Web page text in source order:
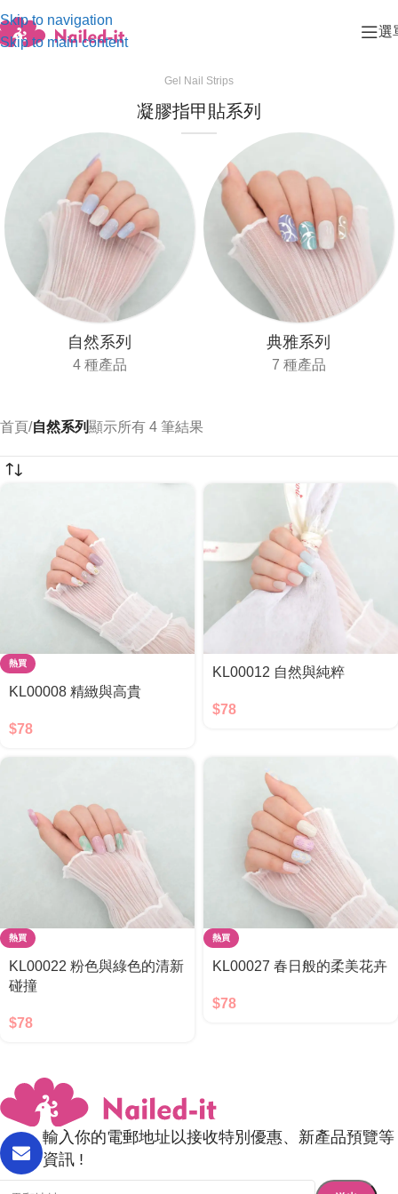
Skip to navigation
Skip to main content
選
Gel Nail Strips
凝膠指甲貼系列
自然系列
4 種產品
典雅系列
7 種產品
首頁/自然系列顯示所有 4 筆結果
熱買
KL00008 精緻與高貴
$78
KL00012 自然與純粹
$78
熱買
KL00022 粉色與綠色的清新
碰撞
$78
熱買
KL00027 春日般的柔美花卉
$78
輸入你的電郵地址以接收特別優惠、新產品預覽等
資訊 !